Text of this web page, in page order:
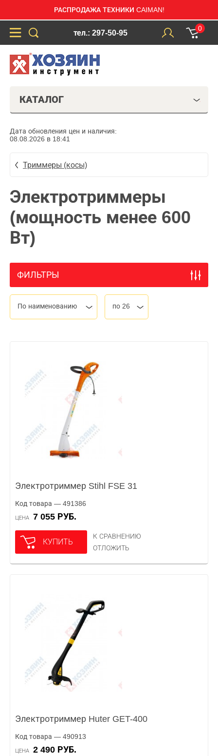
РАСПРОДАЖА ТЕХНИКИ CAIMAN!
тел.: 297-50-95
0
КАТАЛОГ
Дата обновления цен и наличия:
08.08.2026 в 18:41
Триммеры (косы)
Электротриммеры
(мощность менее 600
Вт)
ФИЛЬТРЫ
По наименованию по 26
Электротриммер Stihl FSE 31
Код товара — 491386
ЦЕНА 7 055 РУБ.
КУПИТЬ
К СРАВНЕНИЮ
ОТЛОЖИТЬ
Электротриммер Huter GET-400
Код товара — 490913
ЦЕНА
2 490 РУБ.